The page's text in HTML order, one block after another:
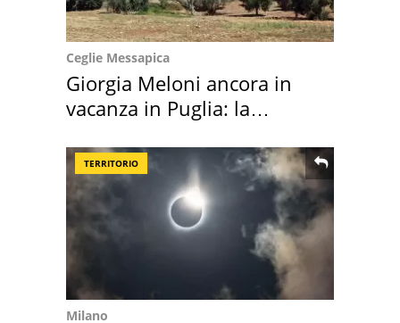
Ceglie Messapica
Giorgia Meloni ancora in
vacanza in Puglia: la
TERRITORIO
Milano